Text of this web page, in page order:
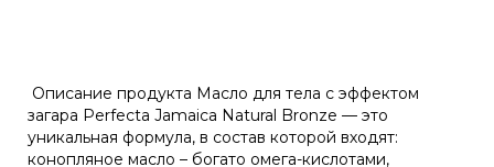
Описание продукта Масло для тела с эффектом
загара Perfecta Jamaica Natural Bronze — это
уникальная формула, в состав которой входят:
конопляное масло – богато омега-кислотами,